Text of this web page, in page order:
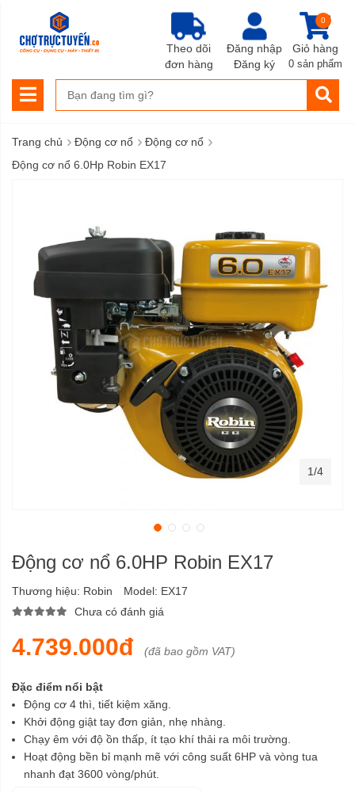
Đăng nhập
Đăng ký
Giỏ hàng
0
0 sản phẩm
Theo dõi
đơn hàng
Trang chủ › Động cơ nổ › Động cơ nổ ›
Động cơ nổ 6.0Hp Robin EX17
Động cơ nổ 6.0HP Robin EX17
Thương hiệu: Robin Model: EX17
Chưa có đánh giá
4.739.000đ (đã bao gồm VAT)
Đặc điểm nổi bật
Động cơ 4 thì, tiết kiệm xăng.
Khởi động giật tay đơn giản, nhẹ nhàng.
Chạy êm với độ ồn thấp, ít tạo khí thải ra môi trường.
Hoạt động bền bỉ mạnh mẽ với công suất 6HP và vòng tua
nhanh đạt 3600 vòng/phút.
1/4